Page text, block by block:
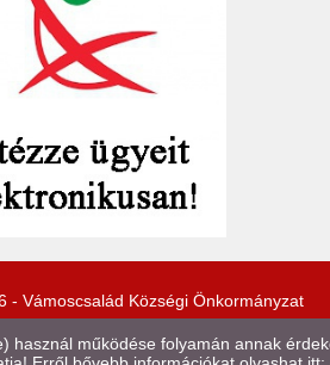
- Vámoscsalád Községi Önkormányzat
használ működése folyamán annak